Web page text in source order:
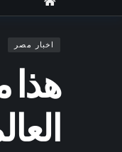
اخبار مصر
هذا
العالم